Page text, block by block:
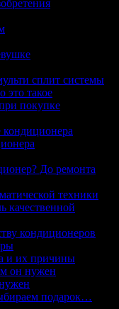
сплит системы
это такое
покупке
До ремонта
техники
качественной
кондиционеров
и их причины
он нужен
подарок…